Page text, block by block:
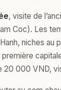
, visite de
Coc). Les
niches au
20 000 VND,